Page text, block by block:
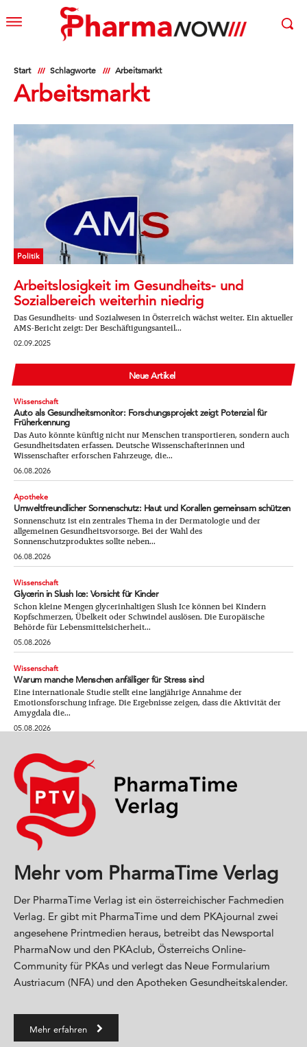
Start Schlagworte Arbeitsmarkt
Arbeitsmarkt
Politik
Arbeitslosigkeit im Gesundheits- und
Sozialbereich weiterhin niedrig
Das Gesundheits- und Sozialwesen in Österreich wächst weiter. Ein aktueller
AMS-Bericht zeigt: Der Beschäftigungsanteil...
02.09.2025
Neue Artikel
Wissenschaft
Auto als Gesundheitsmonitor: Forschungsprojekt zeigt Potenzial für
Früherkennung
Das Auto könnte künftig nicht nur Menschen transportieren, sondern auch
Gesundheitsdaten erfassen. Deutsche Wissenschafterinnen und
Wissenschafter erforschen Fahrzeuge, die...
06.08.2026
Apotheke
Umweltfreundlicher Sonnenschutz: Haut und Korallen gemeinsam schützen
Sonnenschutz ist ein zentrales Thema in der Dermatologie und der
allgemeinen Gesundheitsvorsorge. Bei der Wahl des
Sonnenschutzproduktes sollte neben...
06.08.2026
Wissenschaft
Glycerin in Slush Ice: Vorsicht für Kinder
Schon kleine Mengen glycerinhaltigen Slush Ice können bei Kindern
Kopfschmerzen, Übelkeit oder Schwindel auslösen. Die Europäische
Behörde für Lebensmittelsicherheit...
05.08.2026
Wissenschaft
Warum manche Menschen anfälliger für Stress sind
Eine internationale Studie stellt eine langjährige Annahme der
Emotionsforschung infrage. Die Ergebnisse zeigen, dass die Aktivität der
Amygdala die...
05.08.2026
Mehr vom PharmaTime Verlag
Der PharmaTime Verlag ist ein österreichischer Fachmedien
Verlag. Er gibt mit PharmaTime und dem PKAjournal zwei
angesehene Printmedien heraus, betreibt das Newsportal
PharmaNow und den PKAclub, Österreichs Online-
Community für PKAs und verlegt das Neue Formularium
Austriacum (NFA) und den Apotheken Gesundheitskalender.
Mehr erfahren